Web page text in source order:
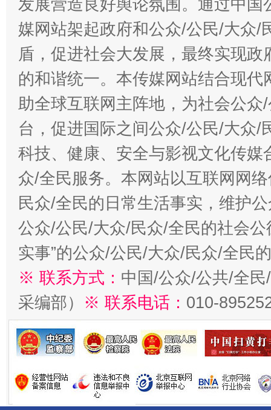
发展营造良好舆论氛围。通过中
媒网站架起政府和公众/公民/大众/
盾，促进社会大发展，最终实现
的和谐统一。本传媒网站结合现
助全球互联网主阵地，为社会公
台，促进国际之间公众/公民/大众/
科技、健康、安全与影视文化传
众/全民服务。本网站以互联网网
民众/全民的日常生活事实，维护
公众/公民/大众/民众/全民的社会公
实事”的公众/公民/大众/民众/全民
※ 联系方式： 中国/公众/公共/全
采编部） ※ 联系电话： 010-